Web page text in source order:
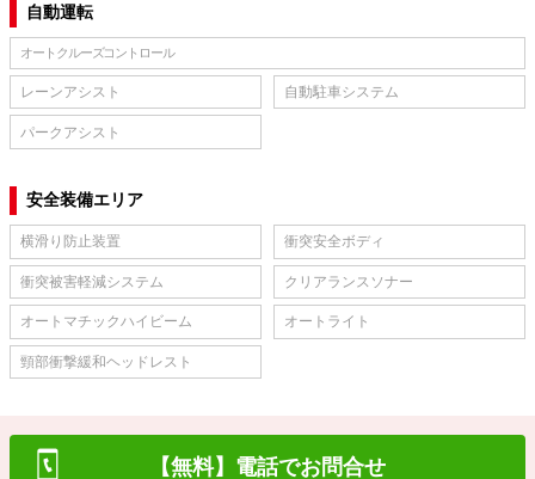
自動運転
オートクルーズコントロール
レーンアシスト 自動駐車システム
パークアシスト
安全装備エリア
横滑り防止装置 衝突安全ボディ
衝突被害軽減システム クリアランスソナー
オートマチックハイビーム オートライト
頸部衝撃緩和ヘッドレスト
【無料】電話でお問合せ